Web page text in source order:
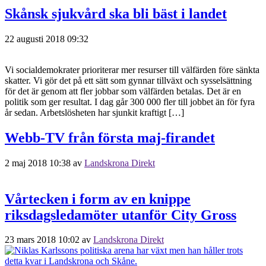
Skånsk sjukvård ska bli bäst i landet
22 augusti 2018 09:32
Vi socialdemokrater prioriterar mer resurser till välfärden före sänkta
skatter. Vi gör det på ett sätt som gynnar tillväxt och sysselsättning
för det är genom att fler jobbar som välfärden betalas. Det är en
politik som ger resultat. I dag går 300 000 fler till jobbet än för fyra
år sedan. Arbetslösheten har sjunkit kraftigt […]
Webb-TV från första maj-firandet
2 maj 2018 10:38 av Landskrona Direkt
Vårtecken i form av en knippe
riksdagsledamöter utanför City Gross
23 mars 2018 10:02 av Landskrona Direkt